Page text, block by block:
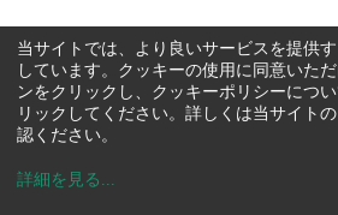
当サイトでは、より良いサービスを提供
しています。クッキーの使用に同意いた
ンをクリックし、クッキーポリシーにつ
リックしてください。詳しくは当サイトの
認ください。
詳細を見る ...